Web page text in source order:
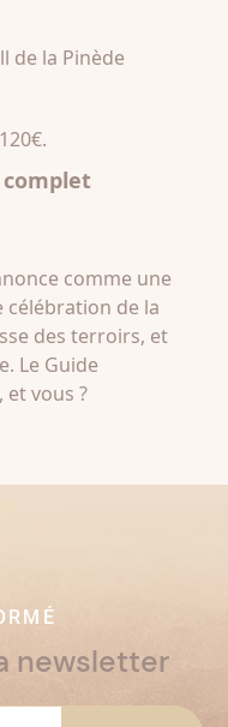
de la Pinède
comme une
célébration de la
des terroirs, et
Le Guide
vous ?
newsletter